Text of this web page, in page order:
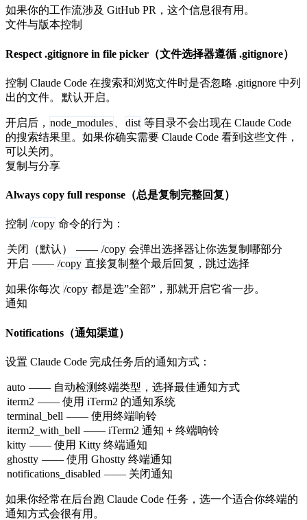
如果你的工作流涉及 GitHub PR，这个信息很有用。
文件与版本控制
Respect .gitignore in file picker（文件选择器遵循 .gitignore）
控制 Claude Code 在搜索和浏览文件时是否忽略 .gitignore 中列
出的文件。
默认开启。
开启后， node_modules dist 等目录不会出现在 Claude Code
的搜索结果里。如果你确实需要 Claude Code 看到这些文件，
可以关闭。
复制与分享
Always copy full response（总是复制完整回复）
控制 /copy 命令的行为：
关闭（默认） —— /copy 会弹出选择器让你选复制哪部分
开启 —— /copy 直接复制整个最后回复，跳过选择
如果你每次 /copy 都是选”全部”，那就开启它省一步。
通知
Notifications（通知渠道）
设置 Claude Code 完成任务后的通知方式：
auto —— 自动检测终端类型，选择最佳通知方式
iterm2 —— 使用 iTerm2 的通知系统
terminal_bell —— 使用终端响铃
iterm2_with_bell —— iTerm2 通知 + 终端响铃
kitty —— 使用 Kitty 终端通知
ghostty —— 使用 Ghostty 终端通知
notifications_disabled —— 关闭通知
如果你经常在后台跑 Claude Code 任务，选一个适合你终端的
通知方式会很有用。